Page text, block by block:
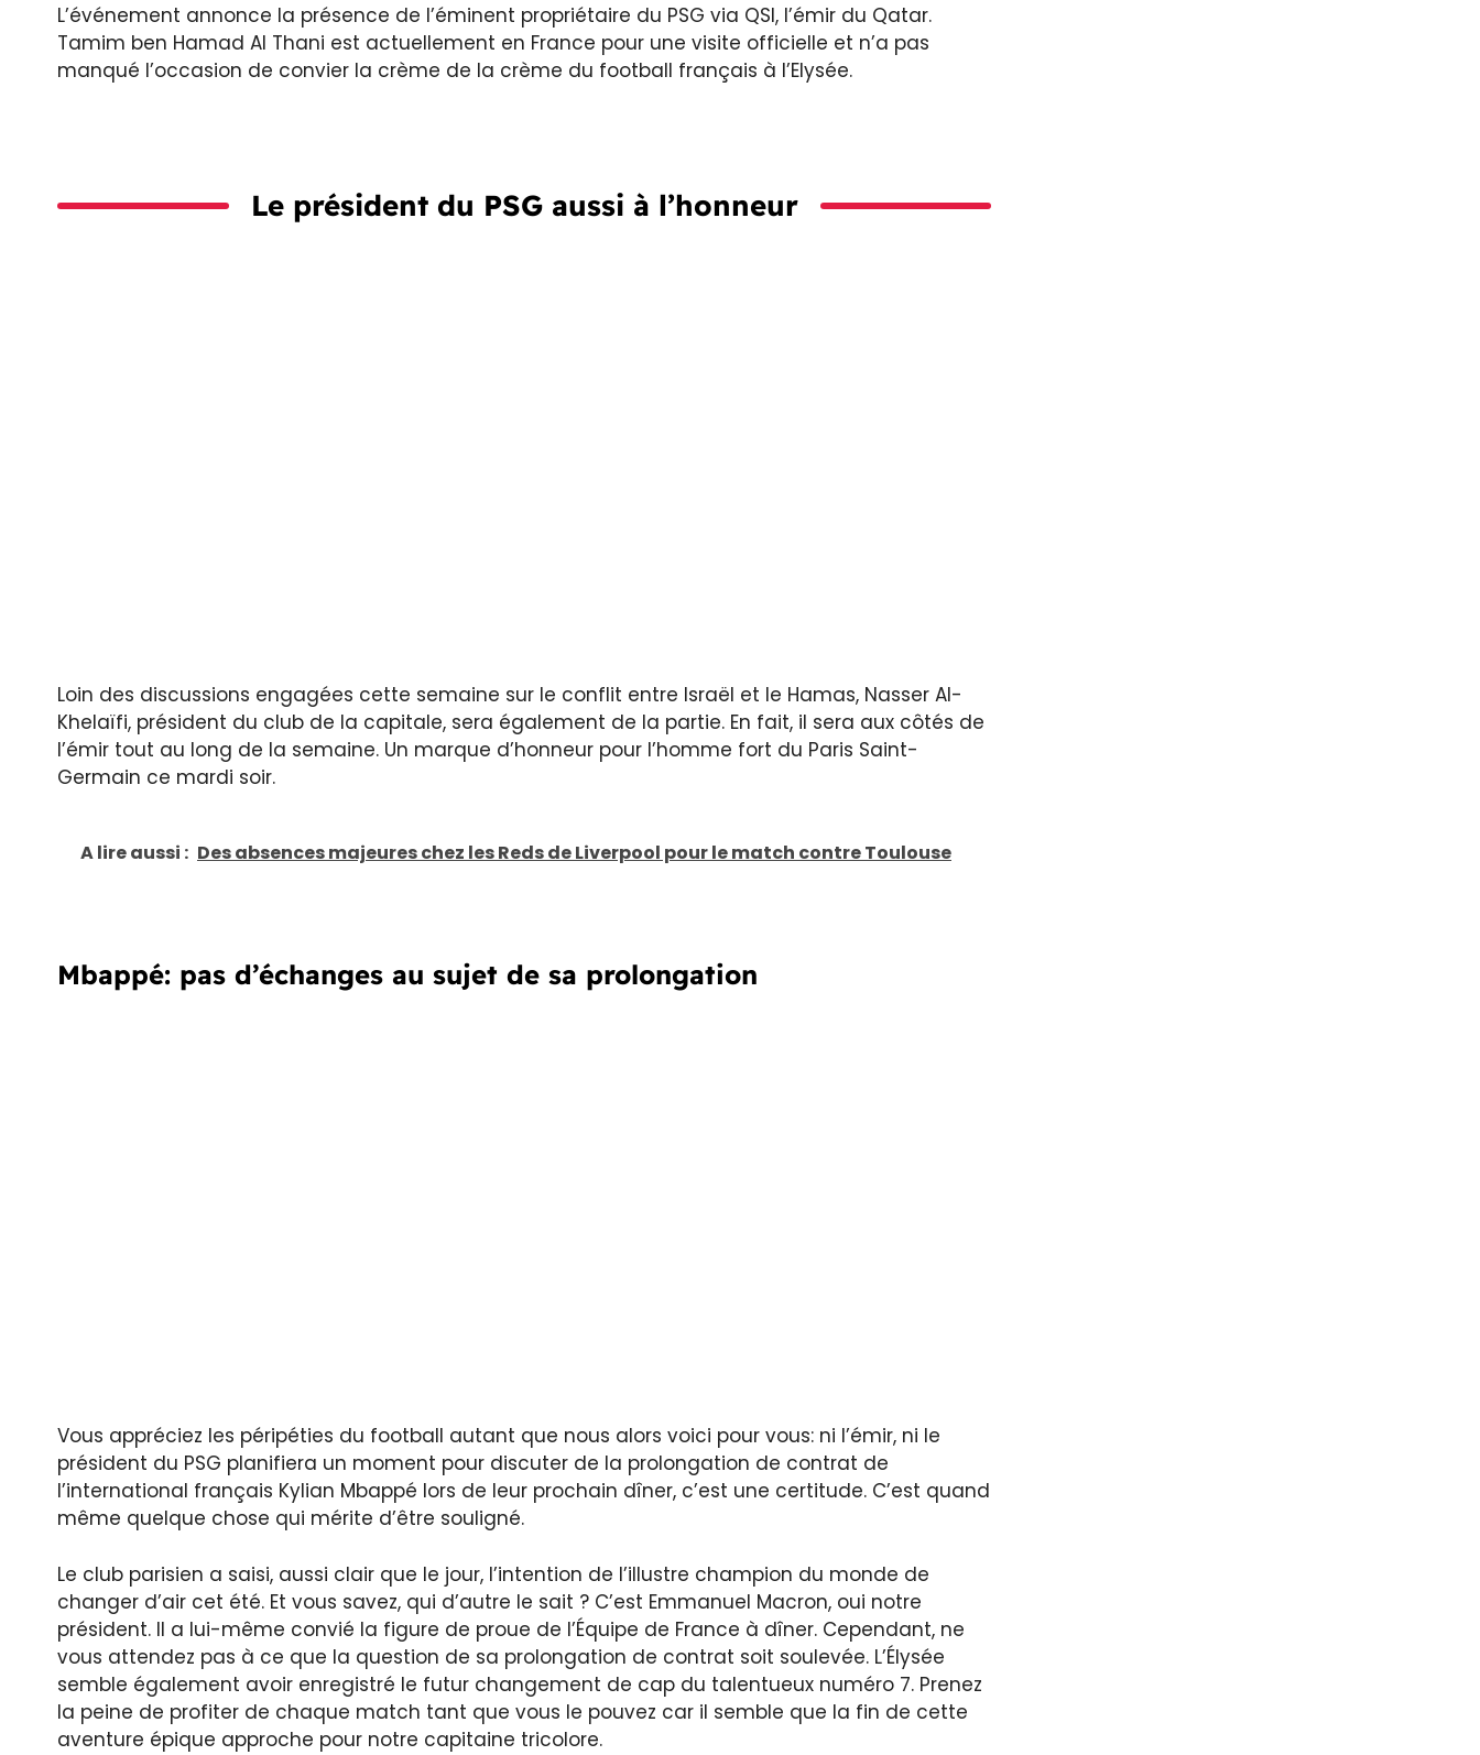
L’événement annonce la présence de l’éminent propriétaire du PSG via QSI, l’émir du Qatar.
Tamim ben Hamad Al Thani est actuellement en France pour une visite officielle et n’a pas
manqué l’occasion de convier la crème de la crème du football français à l’Elysée.
Le président du PSG aussi à l’honneur
Loin des discussions engagées cette semaine sur le conflit entre Israël et le Hamas, Nasser Al-
Khelaïfi, président du club de la capitale, sera également de la partie. En fait, il sera aux côtés de
l’émir tout au long de la semaine. Un marque d’honneur pour l’homme fort du Paris Saint-
Germain ce mardi soir.
A lire aussi : Des absences majeures chez les Reds de Liverpool pour le match contre Toulouse
Mbappé: pas d’échanges au sujet de sa prolongation
Vous appréciez les péripéties du football autant que nous alors voici pour vous: ni l’émir, ni le
président du PSG planifiera un moment pour discuter de la prolongation de contrat de
l’international français Kylian Mbappé lors de leur prochain dîner, c’est une certitude. C’est quand
même quelque chose qui mérite d’être souligné.
Le club parisien a saisi, aussi clair que le jour, l’intention de l’illustre champion du monde de
changer d’air cet été. Et vous savez, qui d’autre le sait ? C’est Emmanuel Macron, oui notre
président. Il a lui-même convié la figure de proue de l’Équipe de France à dîner. Cependant, ne
vous attendez pas à ce que la question de sa prolongation de contrat soit soulevée. L’Élysée
semble également avoir enregistré le futur changement de cap du talentueux numéro 7. Prenez
la peine de profiter de chaque match tant que vous le pouvez car il semble que la fin de cette
aventure épique approche pour notre capitaine tricolore.